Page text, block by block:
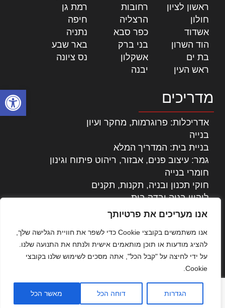
פתח
אנו מעריכים את פרטיותך
אנו משתמשים בקובצי Cookie כדי לשפר את חוויית הגלישה שלך,
להציג מודעות או תוכן מותאמים אישית ולנתח את התנועה שלנו.
על ידי לחיצה על "קבל הכל", אתה מסכים לשימוש שלנו בקובצי
Cookie.
הגדרות דוחה הכל מאשר הכל
ראשון לציון
רחובות רמת גן
חולון
הרצליה חיפה
אשדוד
כפר סבא נתניה
הוד השרון
בני ברק באר שבע
בת ים
אשקלון נס ציונה
ראש העין
יבנה
מדריכים
אדריכלות: פרוגרמות, מחקר ועיון
בנייה
בניית בית: המדריך המלא
גמר: עיצוב פנים, אבזור, ריהוט פיתוח וגינון
חומרי בנייה
חוקי תכנון ובניה, תקנות, תקנים
ליקויי בניה ובדק בית
נדל"ן: זכויות, אגרות ועסקאות
עקרונות ניהול אחזקה מתקדמות
צילום אדריכלי
שיווק נדלן
שיטות בניה: מפרטים והמלצות
תוכן שיווקי
כל הזכויות שמורות © אדריכלות ובניה בישראל